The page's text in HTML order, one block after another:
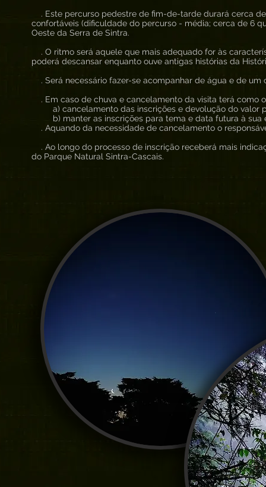
. Este percurso pedestre de fim-de-tarde durará cerca
confortáveis (dificuldade do percurso - média; cerca de 6
Oeste da Serra de Sintra.
. O ritmo será aquele que mais adequado for às
poderá descansar enquanto ouve antigas histórias da
. Será necessário fazer-se acompanhar de água e de um
. Em caso de chuva e cancelamento da visita terá como
a) cancelamento das inscrições e devolução do valor
b) manter as inscrições para tema e data futura à sua
. Aquando da necessidade de cancelamento o
. Ao longo do processo de inscrição receberá mais
do Parque Natural Sintra-Cascais.